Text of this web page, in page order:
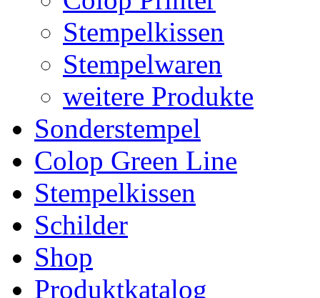
Stempelkissen
Stempelwaren
weitere Produkte
Sonderstempel
Colop Green Line
Stempelkissen
Schilder
Shop
Produktkatalog